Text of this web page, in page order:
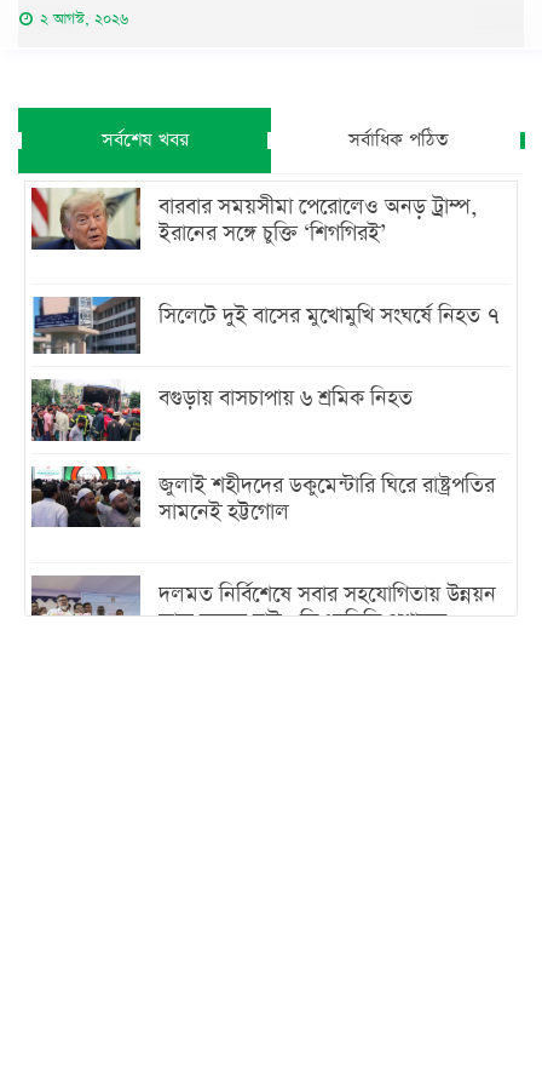
২ আগস্ট, ২০২৬
সর্বশেষ খবর সর্বাধিক পঠিত
বারবার সময়সীমা পেরোলেও অনড় ট্রাম্প,
ইরানের সঙ্গে চুক্তি ‘শিগগিরই’
সিলেটে দুই বাসের মুখোমুখি সংঘর্ষে নিহত ৭
বগুড়ায় বাসচাপায় ৬ শ্রমিক নিহত
জুলাই শহীদদের ডকুমেন্টারি ঘিরে রাষ্ট্রপতির
সামনেই হট্টগোল
দলমত নির্বিশেষে সবার সহযোগিতায় উন্নয়ন
কাজ করতে চাই : ডিএনসিসি প্রশাসক